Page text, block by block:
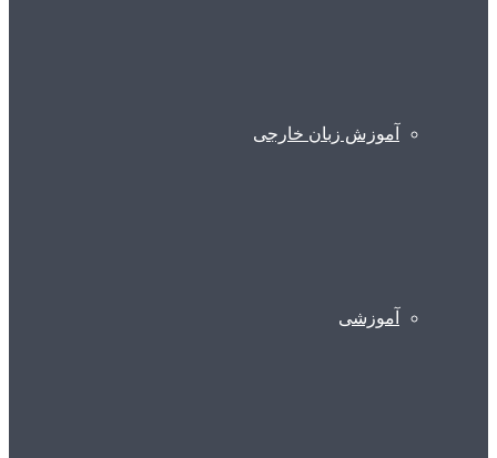
آموزش زبان خارجی
آموزشی